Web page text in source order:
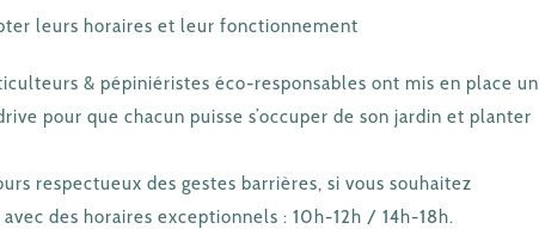
leurs horaires et leur fonctionnement
& pépiniéristes éco-responsables ont mis en place un
pour que chacun puisse s’occuper de son jardin et planter
respectueux des gestes barrières, si vous souhaitez
des horaires exceptionnels : 10h-12h / 14h-18h.